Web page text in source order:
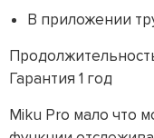
В приложении
Гарантия 1 год
Miku Pro мало что